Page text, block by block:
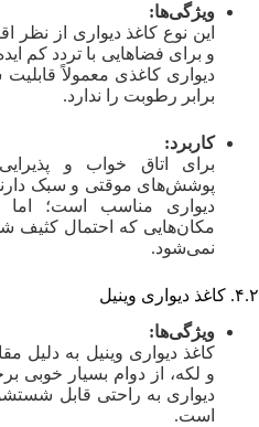
ویژگی‌ها:
این نوع کاغذ دیواری از نظر
و برای فضاهایی با تردد کم
دیواری کاغذی معمولاً
برابر رطوبت را ندارد.
کاربرد:
برای اتاق خواب و
پوشش‌های موقتی و سبک
دیواری مناسب است؛
مکان‌هایی که احتمال کثیف
نمی‌شود.
۴.۲. کاغذ دیواری وینیل
ویژگی‌ها:
کاغذ دیواری وینیل به دلیل
و لکه، از دوام بسیار خوبی
دیواری به راحتی قابل
است.